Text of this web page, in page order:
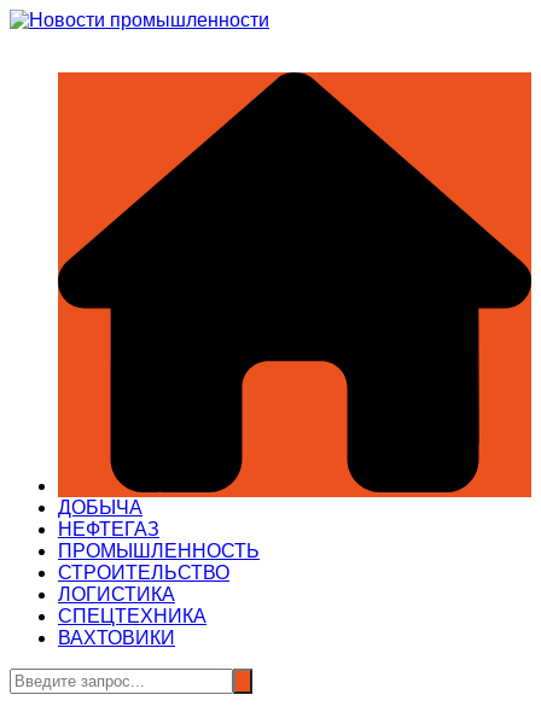
Перейти
ДОБЫЧА
НЕФТЕГАЗ
ПРОМЫШЛЕННОСТЬ
СТРОИТЕЛЬСТВО
ЛОГИСТИКА
СПЕЦТЕХНИКА
ВАХТОВИКИ